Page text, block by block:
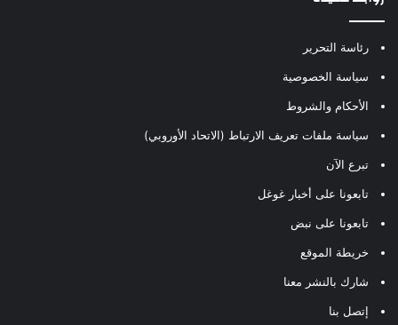
رئاسة التحرير
سياسة الخصوصية
الأحكام والشروط
سياسة ملفات تعريف الارتباط (الاتحاد الأوروبي)
تبرع الآن
تابعونا على أخبار غوغل
تابعونا على نبض
خريطة الموقع
شارك بالنشر معنا
إتصل بنا